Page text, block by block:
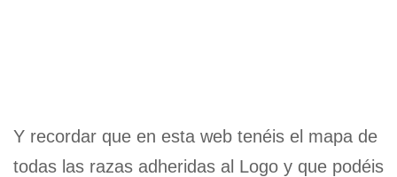
Y recordar que en esta web tenéis el mapa de
todas las razas adheridas al Logo y que podéis